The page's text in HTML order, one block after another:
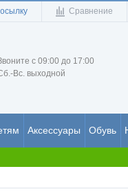
Сравнение
с 09:00 до 17:00
Вс. выходной
Аксессуары Обувь